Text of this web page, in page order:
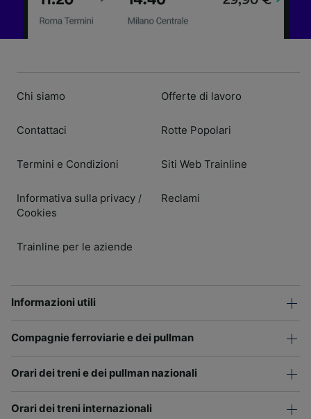
Chi siamo
Contattaci
Termini e Condizioni
Informativa sulla privacy /
Cookies
Trainline per le aziende
Offerte di lavoro
Rotte Popolari
Siti Web Trainline
Reclami
Informazioni utili
Compagnie ferroviarie e dei pullman
Orari dei treni e dei pullman nazionali
Orari dei treni internazionali